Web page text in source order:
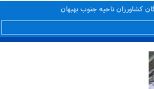
از پایانه‌های مرزی چذابه و شلمچه بازدید کرد